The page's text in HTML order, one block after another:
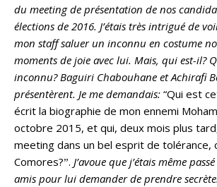
du meeting de présentation de nos
élections de 2016. J’étais très intrigué de
mon staff saluer un inconnu en costume
moments de joie avec lui. Mais, qui est-il?
inconnu? Baguiri Chabouhane et Achirafi
présentèrent. Je me demandais: “Qui est
écrit la biographie de mon ennemi
octobre 2015, et qui, deux mois plus
meeting dans un bel esprit de tolérance,
Comores?ˮ. J’avoue que j’étais même
amis pour lui demander de prendre